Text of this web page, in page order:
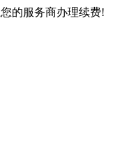
的服务商办理续费!